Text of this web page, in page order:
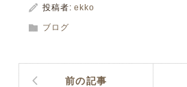
投稿者:ekko
ブログ
前の記事